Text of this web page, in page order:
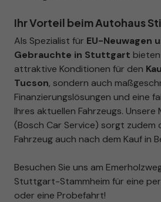
Ihr Vorteil beim Autohaus
Als Spezialist für EU-Neuwagen
Gebrauchte in Stuttgart
attraktive Konditionen für den
Tucson, sondern auch
Finanzierungslösungen und eine
Ihres aktuellen Fahrzeugs.
(Bosch Car Service) sorgt zudem
Fahrzeug auch nach dem Kauf in
Besuchen Sie uns am
Stuttgart-Stammheim für eine
oder eine Probefahrt!